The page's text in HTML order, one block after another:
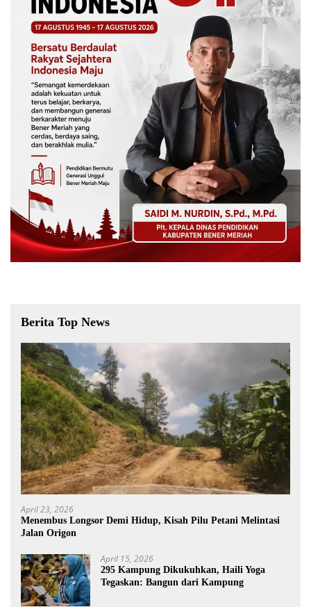
Berita Top News
April 23, 2026
Menembus Longsor Demi Hidup, Kisah Pilu Petani Melintasi
Jalan Origon
April 15, 2026
295 Kampung Dikukuhkan, Haili Yoga
Tegaskan: Bangun dari Kampung